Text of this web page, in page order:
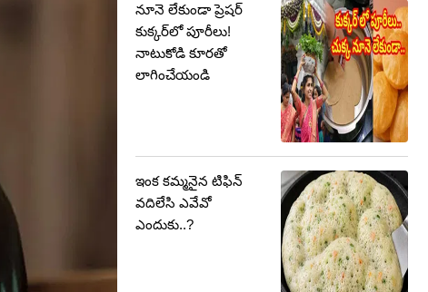
నూనె లేకుండా ప్రెషర్
కుక్కర్‌లో పూరీలు!
నాటుకోడి కూరతో
లాగించేయండి
ఇంక కమ్మనైన టిఫిన్
వదిలేసి ఎవేవో
ఎందుకు..?